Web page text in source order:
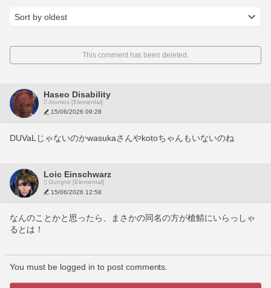
This comment has been deleted.
Haseo Disability
Atomos [Elemental]
15/06/2026 09:28
DUVaLじゃないのかwasukaさんやkotoちゃんもいないのね
Loic Einschwarz
Gungnir [Elemental]
15/06/2026 12:58
なんのことかと思ったら、まさかの同名の方が槍鯖にいらっしゃ
るとは！
You must be logged in to post comments.